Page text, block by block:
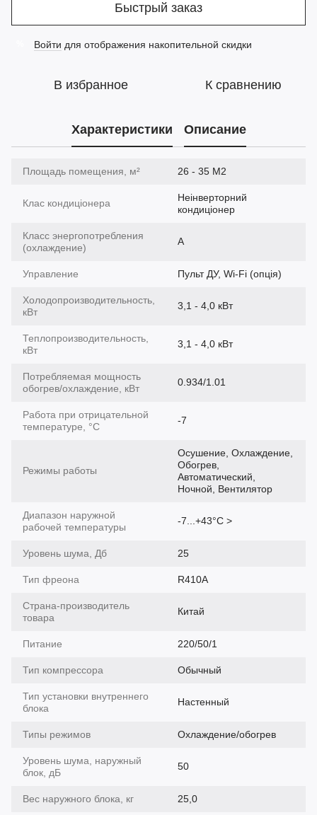
Быстрый заказ
Войти для отображения накопительной скидки
В избранное К сравнению
Характеристики Описание
Площадь помещения, м² 26 - 35 М2
Клас кондиціонера
Неінверторний
кондиціонер
Класс энергопотребления
(охлаждение)
A
Управление Пульт ДУ, Wi-Fi (опція)
Холодопроизводительность,
кВт
3,1 - 4,0 кВт
Теплопроизводительность,
кВт
3,1 - 4,0 кВт
Потребляемая мощность
обогрев/охлаждение, кВт
0.934/1.01
Работа при отрицательной
температуре, °C
-7
Режимы работы
Осушение, Охлаждение,
Обогрев,
Автоматический,
Ночной, Вентилятор
Диапазон наружной
рабочей температуры
-7...+43°С >
Уровень шума, Дб 25
Тип фреона R410A
Страна-производитель
товара
Китай
Питание 220/50/1
Тип компрессора Обычный
Тип установки внутреннего
блока
Настенный
Типы режимов Охлаждение/обогрев
Уровень шума, наружный
блок, дБ
50
Вес наружного блока, кг 25,0